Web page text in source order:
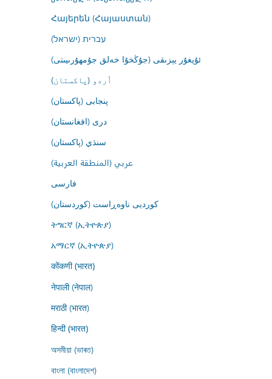
Հայերեն (Հայաստան)
עברית (ישראל)
ئۇيغۇر يېزىقى (جۇڭخۇا خەلق جۇمھۇرىيىتى)
اُردو (پاکستان)
پنجابی (پاکستان)
درى (افغانستان)
سنڌي (پاکستان)
عربي (المنطقة العربية)
فارسى
کوردیی ناوەڕاست (کوردستان)
ትግርኛ (ኢትዮጵያ)
አማርኛ (ኢትዮጵያ)
कोंकणी (भारत)
नेपाली (नेपाल)
मराठी (भारत)
हिन्दी (भारत)
অসমীয়া (ভাৰত)
বাংলা (বাংলাদেশ)